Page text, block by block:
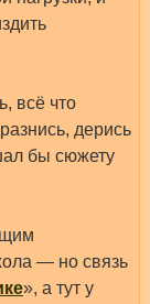
всё что
дерись
бы сюжету
— но связь
», а тут у